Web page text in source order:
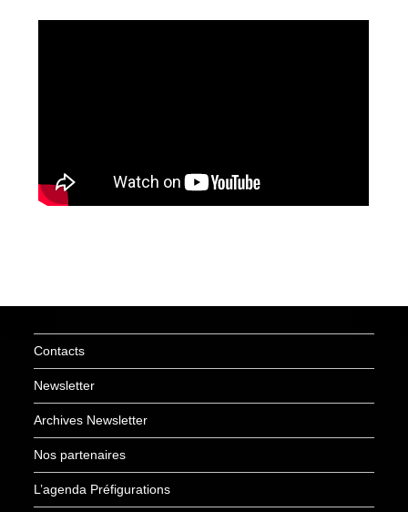
Contacts
Newsletter
Archives Newsletter
Nos partenaires
L’agenda Préfigurations